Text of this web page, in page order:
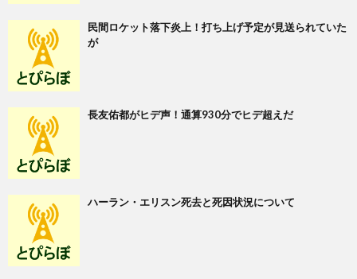
民間ロケット落下炎上！打ち上げ予定が見送られていた
が
長友佑都がヒデ声！通算930分でヒデ超えだ
ハーラン・エリスン死去と死因状況について